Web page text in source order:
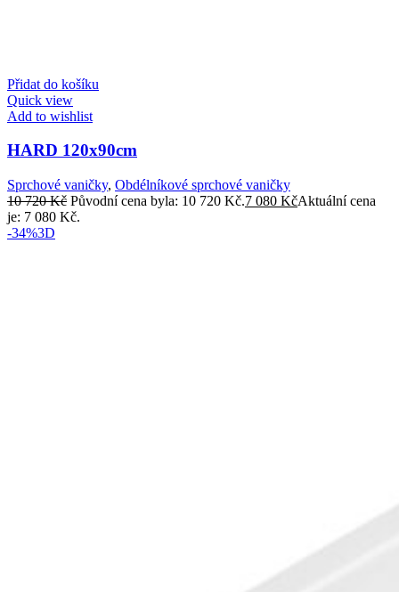
Přidat do košíku
Quick view
Add to wishlist
HARD 120x90cm
Sprchové vaničky, Obdélníkové sprchové vaničky
10 720Kč Původní cena byla: 10 720 Kč.7 080 KčAktuální cena
je: 7 080 Kč.
-34%3D